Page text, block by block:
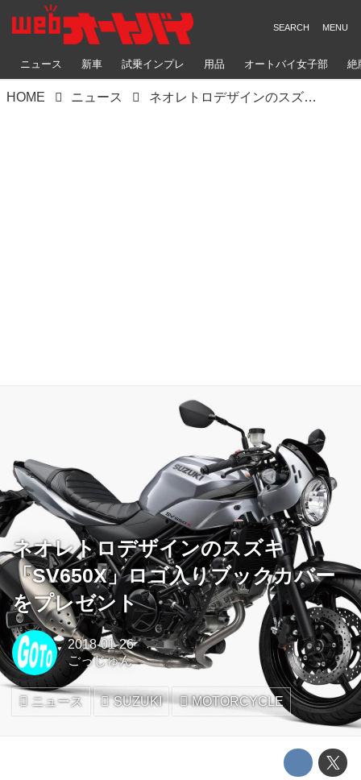
ニュース 新車 試乗インプレ 用品 オートバイ女子部 絶
HOME ニュース ネオレトロデザインのスズキ「SV650X」ロゴ入りブックカバーをプレゼント
ネオレトロデザインのスズキ
「SV650X」ロゴ入りブックカバー
をプレゼント
2018-01-26
ごっじゅん
ニュース SUZUKI MOTORCYCLE